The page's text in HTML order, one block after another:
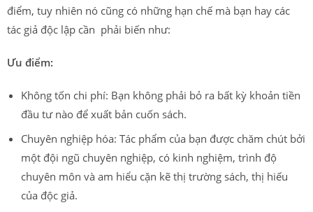
điểm, tuy nhiên nó cũng có những hạn chế mà bạn hay các
tác giả độc lập cần phải biến như:
Ưu điểm:
Không tốn chi phí: Bạn không phải bỏ ra bất kỳ khoản tiền
đầu tư nào để xuất bản cuốn sách.
Chuyên nghiệp hóa: Tác phẩm của bạn được chăm chút bởi
một đội ngũ chuyên nghiệp, có kinh nghiệm, trình độ
chuyên môn và am hiểu cặn kẽ thị trường sách, thị hiếu
của độc giả.